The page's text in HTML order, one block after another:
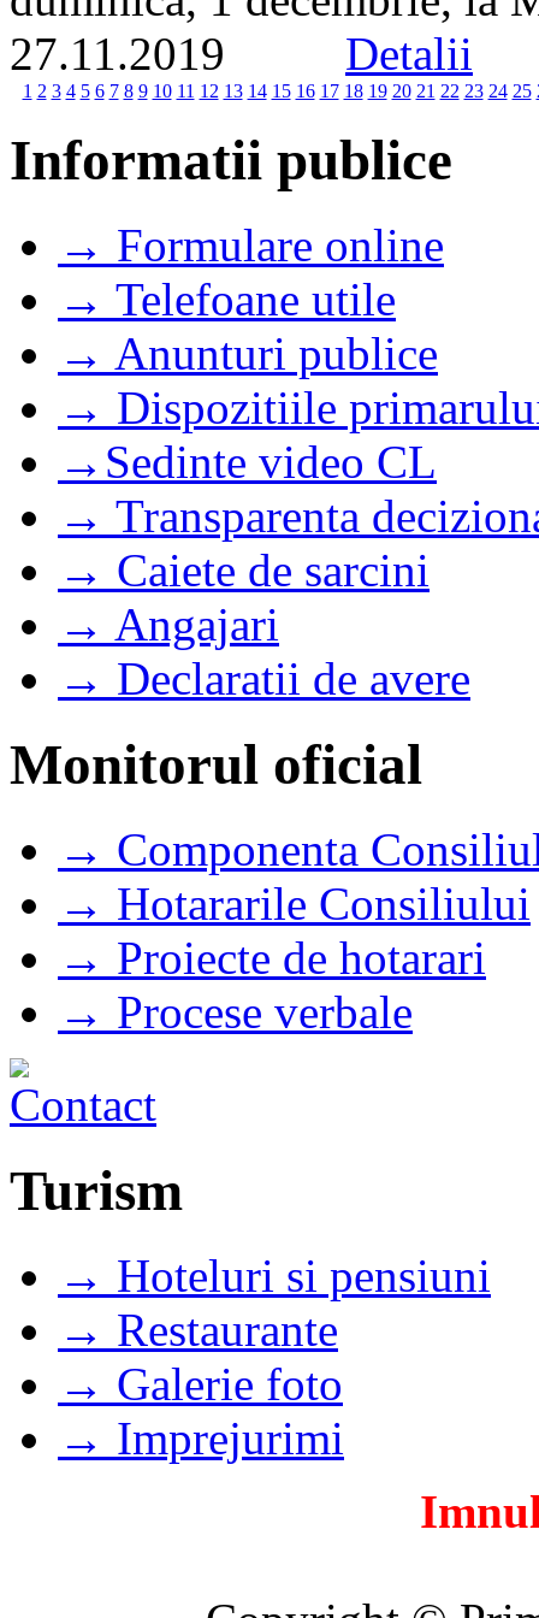
27.11.2019 Detalii
1 2 3 4 5 6 7 8 9 10 11 12 13 14 15 16 17 18 19 20 21 22 23 24 25
Informatii publice
→ Formulare online
→ Telefoane utile
→ Anunturi publice
→ Dispozitiile
→Sedinte video CL
→ Transparenta
→ Caiete de sarcini
→ Angajari
→ Declaratii de avere
Monitorul oficial
→ Componenta
→ Hotararile Consiliului
→ Proiecte de hotarari
→ Procese verbale
Turism
→ Hoteluri si pensiuni
→ Restaurante
→ Galerie foto
→ Imprejurimi